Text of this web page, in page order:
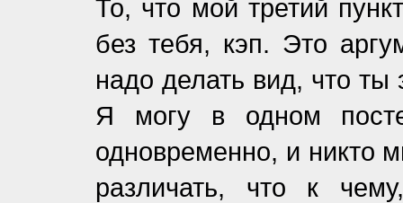
То, что мой третий
без тебя, кэп. Это
надо делать вид, что
Я могу в одном посте
одновременно, и никто
различать, что к